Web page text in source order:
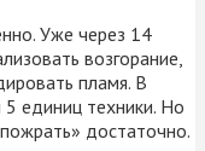
Уже через 14
возгорание,
пламя. В
5 единиц техники. Но
достаточно.